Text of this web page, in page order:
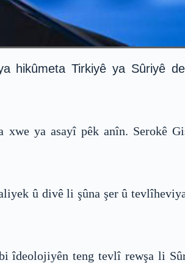
hikûmeta Tirkiyê ya Sûriyê
xwe ya asayî pêk anîn. Serokê
û divê li şûna şer û
îdeolojiyên teng tevlî rewşa li